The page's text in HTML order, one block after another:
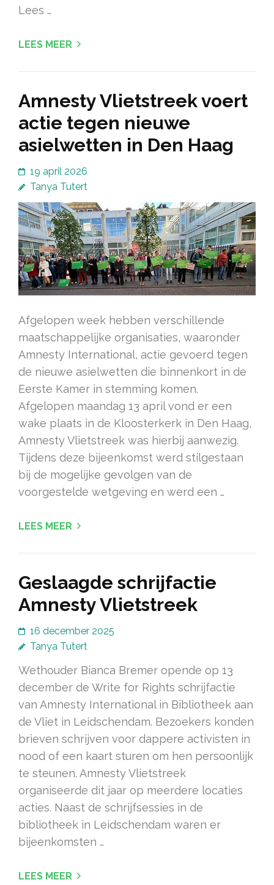
Lees …
LEES MEER
Amnesty Vlietstreek voert
actie tegen nieuwe
asielwetten in Den Haag
19 april 2026
Tanya Tutert
Afgelopen week hebben verschillende
maatschappelijke organisaties, waaronder
Amnesty International, actie gevoerd tegen
de nieuwe asielwetten die binnenkort in de
Eerste Kamer in stemming komen.
Afgelopen maandag 13 april vond er een
wake plaats in de Kloosterkerk in Den Haag,
Amnesty Vlietstreek was hierbij aanwezig.
Tijdens deze bijeenkomst werd stilgestaan
bij de mogelijke gevolgen van de
voorgestelde wetgeving en werd een …
LEES MEER
Geslaagde schrijfactie
Amnesty Vlietstreek
16 december 2025
Tanya Tutert
Wethouder Bianca Bremer opende op 13
december de Write for Rights schrijfactie
van Amnesty International in Bibliotheek aan
de Vliet in Leidschendam. Bezoekers konden
brieven schrijven voor dappere activisten in
nood of een kaart sturen om hen persoonlijk
te steunen. Amnesty Vlietstreek
organiseerde dit jaar op meerdere locaties
acties. Naast de schrijfsessies in de
bibliotheek in Leidschendam waren er
bijeenkomsten …
LEES MEER